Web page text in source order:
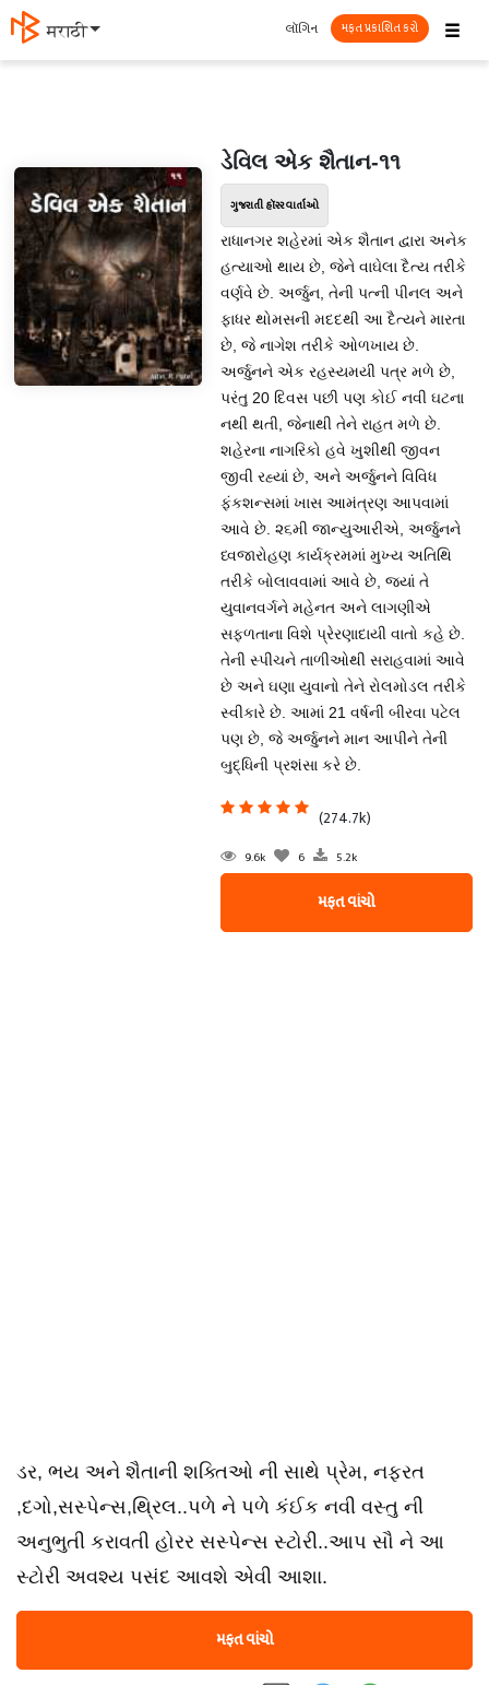
मराठी ☰
લૉગિન મફત પ્રકાશિત કરો
ડેવિલ એક શૈતાન-૧૧
ગુજરાતી હૉરર વાર્તાઓ
રાધાનગર શહેરમાં એક શૈતાન દ્વારા અનેક
હત્યાઓ થાય છે, જેને વાઘેલા દૈત્ય તરીકે
વર્ણવે છે. અર્જુન, તેની પત્ની પીનલ અને
ફાધર થોમસની મદદથી આ દૈત્યને મારતા
છે, જે નાગેશ તરીકે ઓળખાય છે.
અર્જુનને એક રહસ્યમયી પત્ર મળે છે,
પરંતુ 20 દિવસ પછી પણ કોઈ નવી ઘટના
નથી થતી, જેનાથી તેને રાહત મળે છે.
શહેરના નાગરિકો હવે ખુશીથી જીવન
જીવી રહ્યાં છે, અને અર્જુનને વિવિધ
ફંકશન્સમાં ખાસ આમંત્રણ આપવામાં
આવે છે. ૨૬મી જાન્યુઆરીએ, અર્જુનને
ધ્વજારોહણ કાર્યક્રમમાં મુખ્ય અતિથિ
તરીકે બોલાવવામાં આવે છે, જ્યાં તે
યુવાનવર્ગને મહેનત અને લાગણીએ
સફળતાના વિશે પ્રેરણાદાયી વાતો કહે છે.
તેની સ્પીચને તાળીઓથી સરાહવામાં આવે
છે અને ઘણા યુવાનો તેને રોલમોડલ તરીકે
સ્વીકારે છે. આમાં 21 વર્ષની બીરવા પટેલ
પણ છે, જે અર્જુનને માન આપીને તેની
બુદ્ધિની પ્રશંસા કરે છે.
(274.7k)
9.6k 6 5.2k
મફત વાંચો
ડર, ભય અને શૈતાની શક્તિઓ ની સાથે પ્રેમ, નફરત
,દગો,સસ્પેન્સ,થ્રિલ..પળે ને પળે કંઈક નવી વસ્તુ ની
અનુભુતી કરાવતી હોરર સસ્પેન્સ સ્ટોરી..આપ સૌ ને આ
સ્ટોરી અવશ્ય પસંદ આવશે એવી આશા.
મફત વાંચો